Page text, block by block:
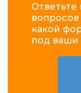
Ответьте
вопросов
какой
под ваши